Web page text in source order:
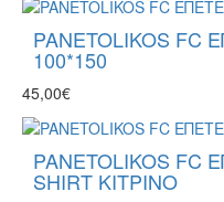
PANETOLIKOS FC
100*150
45,00€
PANETOLIKOS FC
SHIRT ΚΙΤΡΙΝΟ